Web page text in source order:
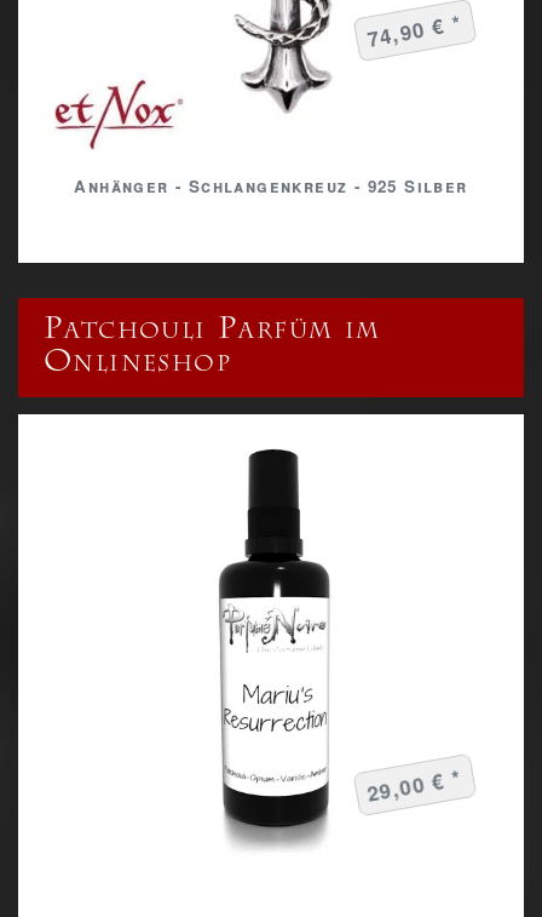
Anhänger - Schlangenkreuz - 925 Silber
74,90 € *
Patchouli Parfüm im
Onlineshop
29,00 € *